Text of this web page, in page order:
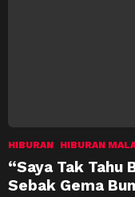
HIBURAN HIBURAN
“Saya Tak Tahu
Sebak Gema